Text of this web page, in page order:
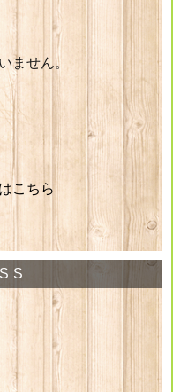
ません。